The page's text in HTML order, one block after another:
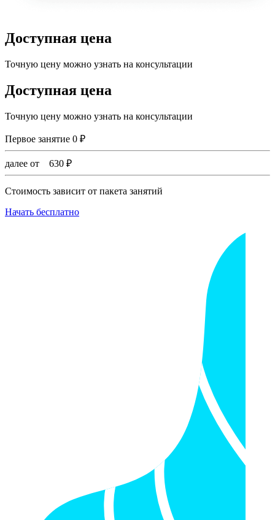
Доступная цена
Точную цену можно узнать на консультации
Доступная цена
Точную цену можно узнать на консультации
Первое занятие 0 ₽
далее от 630 ₽
Стоимость зависит от пакета занятий
Начать бесплатно